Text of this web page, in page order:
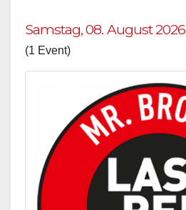
Samstag, 08. August 2026
(1 Event)